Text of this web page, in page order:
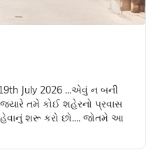
July 2026 ...એવું ન બની
તમે કોઈ શહેરનો પ્રવાસ
શરૂ કરો છો.... જોતમે આ